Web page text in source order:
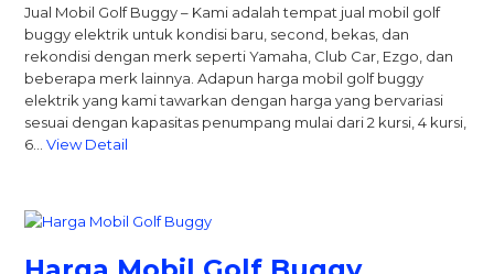
Jual Mobil Golf Buggy – Kami adalah tempat jual mobil golf
buggy elektrik untuk kondisi baru, second, bekas, dan
rekondisi dengan merk seperti Yamaha, Club Car, Ezgo, dan
beberapa merk lainnya. Adapun harga mobil golf buggy
elektrik yang kami tawarkan dengan harga yang bervariasi
sesuai dengan kapasitas penumpang mulai dari 2 kursi, 4 kursi,
6…View Detail